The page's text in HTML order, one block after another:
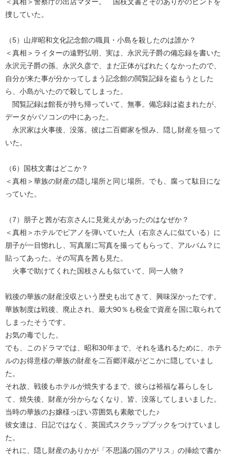
捜していた。
（5）山岸昭和文化記念館の職員・小島を殺したのは誰か？
＜真相＞ライターの遠野弘明、実は、永沢元子爵の備忘録を書いた
永沢元子爵の孫、永沢久彦で、まだ正体がばれたくなかったので、
自分が来た事が分かってしまう記念館の閲覧記録を盗もうとした
ら、小島がいたので殺してしまった。
閲覧記録は館長が持ち帰っていて、無事。備忘録は盗まれたが、
データがパソコンの中にあった。
永沢家は火事後、没落。彼は二百郷家を恨み、隠し財産を狙って
いた。
（6）国枝文書はどこか？
＜真相＞華族の財産の隠し場所と同じ場所。でも、腐って駄目にな
っていた。
（7）朋子と茜が右京さんに見覚えがあったのはなぜか？
＜真相＞ホテルでピアノを弾いていた人（右京さんに似ている）に
朋子が一目惚れし、写真屋に写真を撮ってもらって、アルバム？に
貼ってあった。その写真を茜も見た。
火事で助けてくれた国枝さんも似ていて、同一人物？
戦後の華族の財産没収という歴史も出てきて、興味深かったです。
華族制度は戦後、廃止され、最大90％も税金で資産を国に取られて
しまったそうです。
お気の毒でした。
でも、このドラマでは、昭和30年まで、それを逃れるために、ホテ
ルのお得意様の華族の財産を二百郷洋蔵がどこかに隠していまし
た。
それ故、戦後もホテルが焼失するまで、彼らは裕福な暮らしをし
て、焼失後、財産が分からなくなり、皆、没落してしまいました。
当時の華族のお嬢様っぽい雰囲気も素敵でした♪
彼女達は、日記ではなく、英国式スクラップブックをつけていまし
た。
それに、隠し財産のありかが「不思議の国のアリス」の挿絵で書か